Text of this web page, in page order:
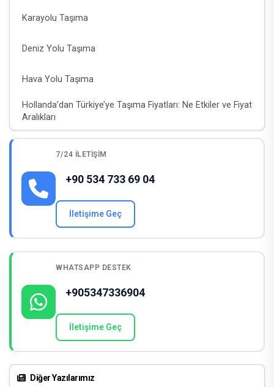
Karayolu Taşıma
Deniz Yolu Taşıma
Hava Yolu Taşıma
Hollanda’dan Türkiye’ye Taşıma Fiyatları: Ne Etkiler ve Fiyat
Aralıkları
Hollanda’dan Türkiye’ye Ev Eşyası Taşıma: Adım Adım
Adım 1: Ücretsiz Değerlendirme ve Fiyat Teklifi
Adım 2: Eşyaların Paketlenmesi
Adım 3: Taşıma ve Teslimat
Eşyalarınız İçin Güvenli ve Hızlı Taşıma: Neden Moz
Hemen İletişime Geçin ve Taşıma Sürecinizi Başlatın!
7/24 İLETIŞIM
+90 534 733 69 04
İletişime Geç
WHATSAPP DESTEK
+905347336904
İletişime Geç
Diğer Yazılarımız